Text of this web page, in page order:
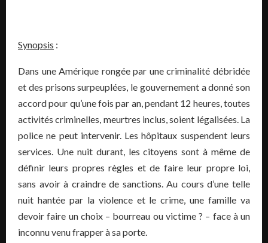
Synopsis :
Dans une Amérique rongée par une criminalité débridée
et des prisons surpeuplées, le gouvernement a donné son
accord pour qu’une fois par an, pendant 12 heures, toutes
activités criminelles, meurtres inclus, soient légalisées. La
police ne peut intervenir. Les hôpitaux suspendent leurs
services. Une nuit durant, les citoyens sont à même de
définir leurs propres règles et de faire leur propre loi,
sans avoir à craindre de sanctions. Au cours d’une telle
nuit hantée par la violence et le crime, une famille va
devoir faire un choix – bourreau ou victime ? – face à un
inconnu venu frapper à sa porte.